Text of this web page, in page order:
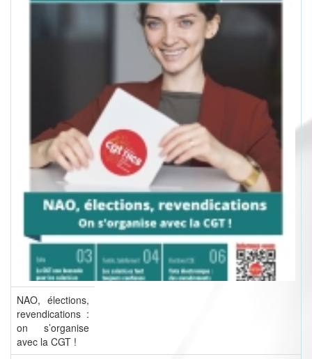
NAO, élections,
revendications :
on s’organise
avec la CGT !